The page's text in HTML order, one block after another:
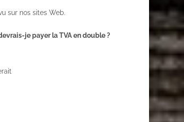
sur nos sites Web.
je payer la TVA en double ?